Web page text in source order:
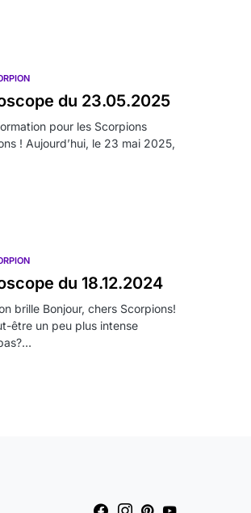
du 23.05.2025
pour les Scorpions
! Aujourd’hui, le 23 mai 2025,
du 18.12.2024
brille Bonjour, chers Scorpions!
être un peu plus intense